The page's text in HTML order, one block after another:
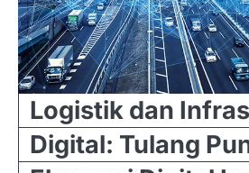
Logistik dan
Digital: Tulang